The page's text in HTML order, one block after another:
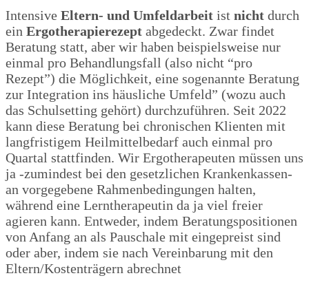
Intensive Eltern- und Umfeldarbeit ist nicht durch
ein Ergotherapierezept abgedeckt. Zwar findet
Beratung statt, aber wir haben beispielsweise nur
einmal pro Behandlungsfall (also nicht “pro
Rezept”) die Möglichkeit, eine sogenannte Beratung
zur Integration ins häusliche Umfeld” (wozu auch
das Schulsetting gehört) durchzuführen. Seit 2022
kann diese Beratung bei chronischen Klienten mit
langfristigem Heilmittelbedarf auch einmal pro
Quartal stattfinden. Wir Ergotherapeuten müssen uns
ja -zumindest bei den gesetzlichen Krankenkassen-
an vorgegebene Rahmenbedingungen halten,
während eine Lerntherapeutin da ja viel freier
agieren kann. Entweder, indem Beratungspositionen
von Anfang an als Pauschale mit eingepreist sind
oder aber, indem sie nach Vereinbarung mit den
Eltern/Kostenträgern abrechnet